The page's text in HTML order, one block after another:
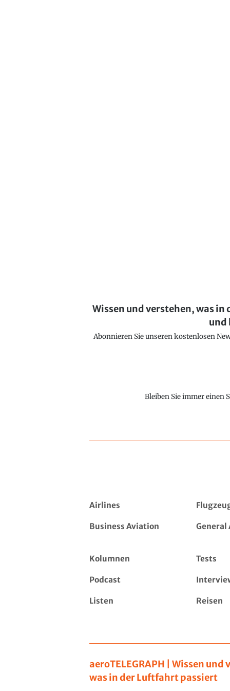
Wissen und verstehen, was
und
Abonnieren Sie unseren kostenlosen
Bleiben Sie immer einen
Airlines
Business Aviation General
Kolumnen Tests
Podcast
Listen Reisen
aeroTELEGRAPH | Wissen und
was in der Luftfahrt passiert